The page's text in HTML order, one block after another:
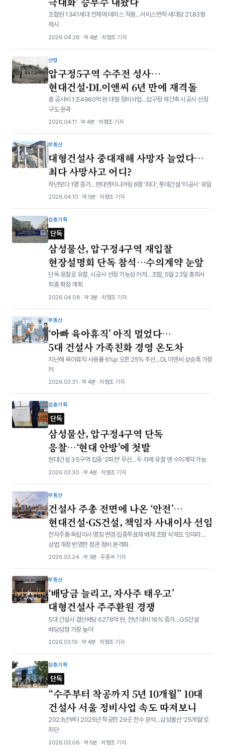
조합원 1341세대 전체에 테라스 적용…서비스면적 세대당 21.83평
제시
2026.04.28 · 약 4분 · 차형조 기자
산업
압구정5구역 수주전 성사…
현대건설·DL이앤씨 6년 만에 재격돌
총 공사비 1조4960억 원 대형 정비사업…압구정 재건축 시공사 선정
구도 윤곽
2026.04.11 · 약 4분 · 차형조 기자
부동산
대형건설사 중대재해 사망자 늘었다…
최다 사망사고 어디?
작년보다 1명 증가…현대엔지니어링 6명 '최다', 롯데건설 '미공시' 유일
2026.04.10 · 약 5분 · 차형조 기자
심층기획
단독
삼성물산, 압구정4구역 재입찰
현장설명회 단독 참석…수의계약 눈앞
단독 응찰로 유찰, 시공사 선정 가능성 커져…조합, 5월 23일 총회서
최종 확정 계획
2026.04.08 · 약 3분 · 차형조 기자
부동산
‘아빠 육아휴직’ 아직 멀었다…
5대 건설사 가족친화 경영 온도차
지난해 육아휴직 사용률 6%p 오른 25% 추산…DL이앤씨 상승폭 가장
커
2026.03.31 · 약 4분 · 차형조 기자
심층기획
단독
삼성물산, 압구정4구역 단독
응찰…‘현대 안방’에 첫발
현대건설 3·5구역 집중 '2파전' 무산…두 차례 유찰 땐 수의계약 가능
2026.03.30 · 약 4분 · 차형조 기자
부동산
건설사 주총 전면에 나온 ‘안전’…
현대건설·GS건설, 책임자 사내이사 선임
전자주총·독립이사 명칭 변경·집중투표제 배제 조항 삭제도 잇따라…
상법 개정 반영한 정관 정비 본격화
2026.03.24 · 약 3분 · 우종국 기자
부동산
‘배당금 늘리고, 자사주 태우고’
대형건설사 주주환원 경쟁
5대 건설사 결산배당 6278억 원, 전년 대비 16% 증가…GS건설
배당성향 가장 높아
2026.03.19 · 약 4분 · 차형조 기자
심층기획
단독
“수주부터 착공까지 5년 10개월” 10대
건설사 서울 정비사업 속도 따져보니
2023년부터 2025년 착공한 29곳 전수 분석…삼성물산 '25개월'로
최단
2026.03.06 · 약 5분 · 차형조 기자